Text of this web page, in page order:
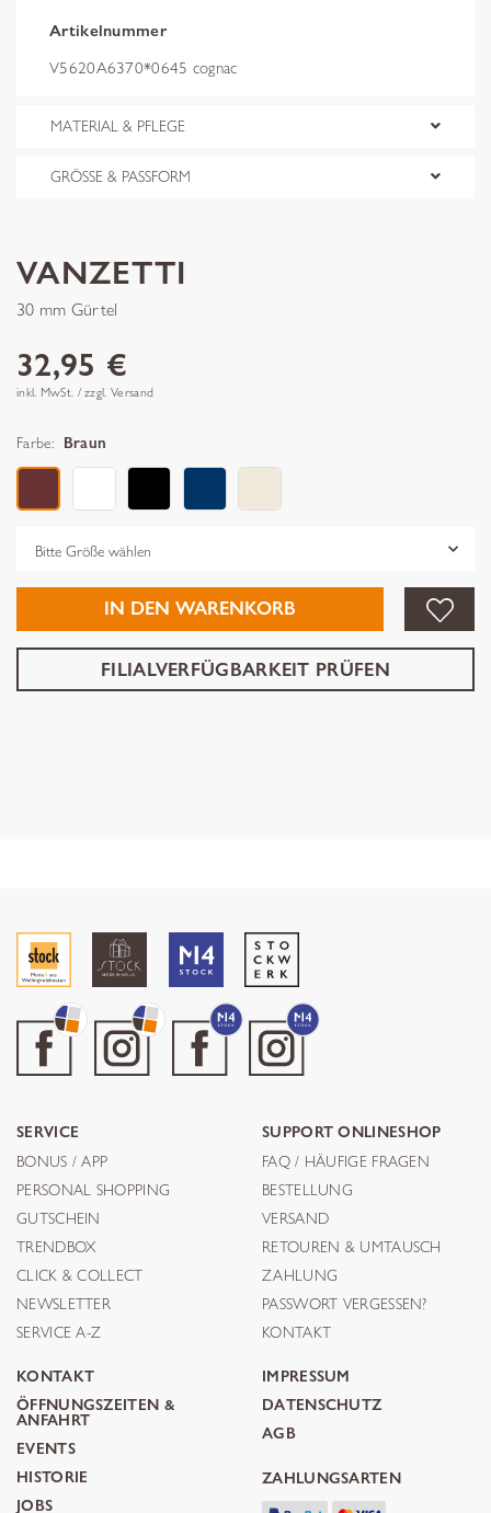
Artikelnummer
V5620A6370*0645 cognac
MATERIAL & PFLEGE
GRÖSSE & PASSFORM
VANZETTI
30 mm Gürtel
32,95 €
inkl. MwSt. / zzgl. Versand
Farbe: Braun
IN DEN WARENKORB
FILIALVERFÜGBARKEIT PRÜFEN
SERVICE
BONUS / APP
PERSONAL SHOPPING
GUTSCHEIN
TRENDBOX
CLICK & COLLECT
NEWSLETTER
SERVICE A-Z
SUPPORT ONLINESHOP
FAQ / HÄUFIGE FRAGEN
BESTELLUNG
VERSAND
RETOUREN & UMTAUSCH
ZAHLUNG
PASSWORT VERGESSEN?
KONTAKT
KONTAKT
ÖFFNUNGSZEITEN &
ANFAHRT
EVENTS
HISTORIE
JOBS
IMPRESSUM
DATENSCHUTZ
AGB
ZAHLUNGSARTEN